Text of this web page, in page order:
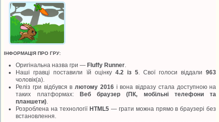
ІНФОРМАЦІЯ ПРО ГРУ:
Оригінальна назва гри —Fluffy Runner
Наші гравці поставили їй оцінку 4.2 із 5. Свої голоси віддали963
чоловік(а).
Реліз гри відбувся влютому 2016і вона відразу стала доступною на
таких платформах: Веб браузер (ПК, мобільні телефони та
планшети)
Розроблена на технології HTML5— грати можна прямо в браузері без
встановлення.